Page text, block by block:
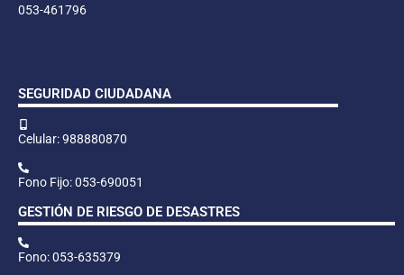
053-461796
SEGURIDAD CIUDADANA
Celular: 988880870
Fono Fijo: 053-690051
GESTIÓN DE RIESGO DE DESASTRES
Fono: 053-635379